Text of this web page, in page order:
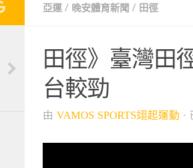
亞運 / 晚安體育新聞 / 田徑
田徑》臺灣田
台較勁
由 VAMOS SPORTS翊起運動 ·